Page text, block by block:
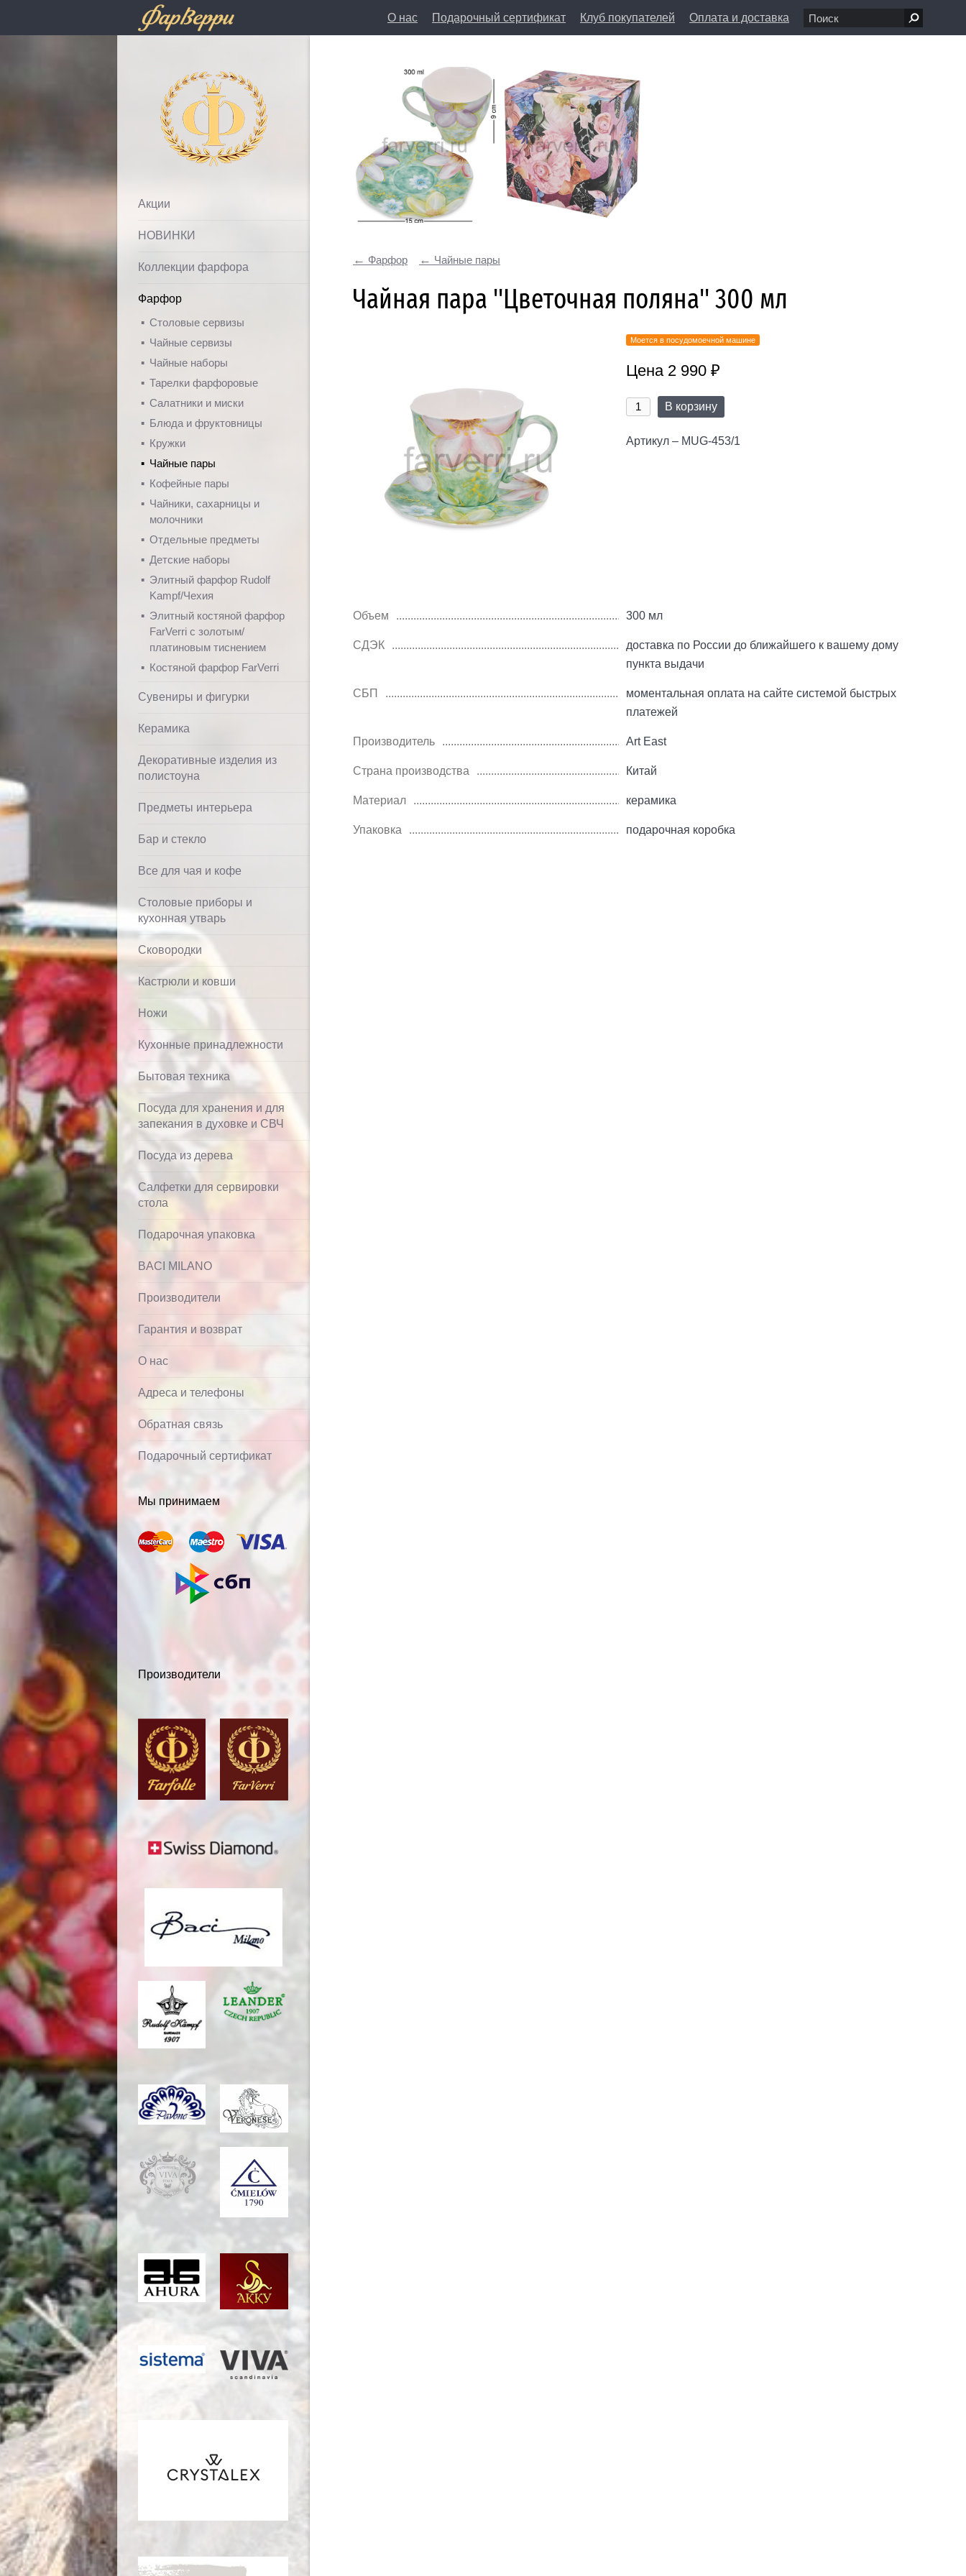
О нас Подарочный сертификат Клуб покупателей Оплата и доставка
197198, Санкт-Петербург, Большая Пушкарская ул., д. 1/8
Фарфолле
Акции
НОВИНКИ
Коллекции фарфора
Фарфор
Столовые сервизы
Чайные сервизы
Чайные наборы
Тарелки фарфоровые
Салатники и миски
Блюда и фруктовницы
Кружки
Чайные пары
Кофейные пары
Чайники, сахарницы и
молочники
Отдельные предметы
Детские наборы
Элитный фарфор Rudolf
Kampf/Чехия
Элитный костяной фарфор
FarVerri с золотым/
платиновым тиснением
Костяной фарфор FarVerri
Сувениры и фигурки
Керамика
Декоративные изделия из
полистоуна
Предметы интерьера
Бар и стекло
Все для чая и кофе
Столовые приборы и
кухонная утварь
Сковородки
Кастрюли и ковши
Ножи
Кухонные принадлежности
Бытовая техника
Посуда для хранения и для
запекания в духовке и СВЧ
Посуда из дерева
Салфетки для сервировки
стола
Подарочная упаковка
BACI MILANO
Производители
Гарантия и возврат
О нас
Адреса и телефоны
Обратная связь
Подарочный сертификат
Мы принимаем
Производители
Фарфор Чайные пары
Чайная пара ''Цветочная поляна'' 300 мл
Моется в посудомоечной машине
Цена 2 990 ₽
В корзину
Артикул – MUG-453/1
Объем 300 мл
СДЭК
доставка по России до ближайшего к вашему дому
пункта выдачи
СБП
моментальная оплата на сайте системой быстрых
платежей
Производитель Art East
Страна производства Китай
Материал керамика
Упаковка подарочная коробка